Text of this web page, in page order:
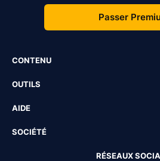
Passer
CONTENU
OUTILS
AIDE
SOCIÉTÉ
RÉSEAUX